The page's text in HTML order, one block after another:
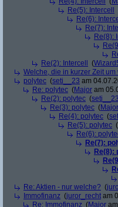
Re(5): Intercell
Re(6):
Re(7):
Re(8):
Re(2): Intercell
(
Welche, die in kurzer Zeit
polytec (seti__23 am
Re: polytec (Major am
Re(2): polytec (seti__23
Re(3): polytec (Major
Re(4): polytec (
Re(5): polytec (
Re(6):
Re(7):
Re(8):
Re: Aktien - nur welche? (
Immofinanz (juror_recht am
Re: Immofinanz (Major